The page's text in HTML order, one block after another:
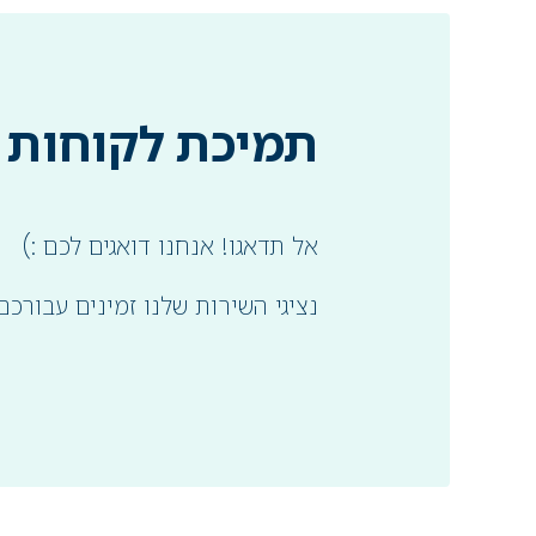
תמיכת לקוחות 24/
אל תדאגו! אנחנו דואגים לכם :)
נציגי השירות שלנו זמינים עבורכם 24/7 במייל או